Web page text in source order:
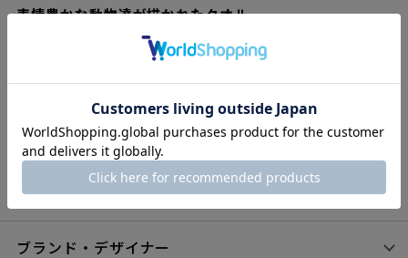
表情豊かな動物達が描かれたタオル
テキスタイルデザイナーの鈴木マサル氏が手掛けるオリジナルフ
はの楽しく大胆な動物モチーフ柄が特徴です。こちらのタオル
は、落ち着いたグレーを基調としています。【メール便発送可能
枚数1枚】
ブランド・デザイナー